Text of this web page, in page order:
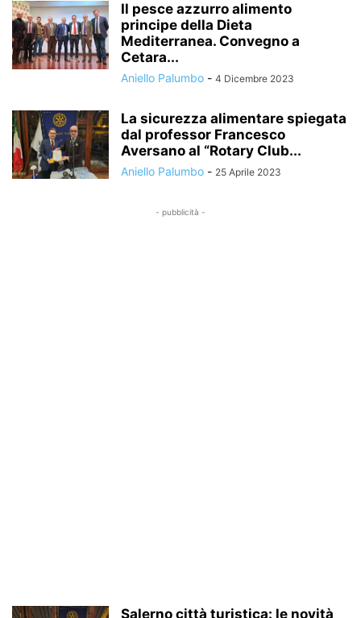
Il pesce azzurro alimento
principe della Dieta
Mediterranea. Convegno a
Cetara...
Aniello Palumbo - 4 Dicembre 2023
La sicurezza alimentare spiegata
dal professor Francesco
Aversano al “Rotary Club...
Aniello Palumbo - 25 Aprile 2023
- pubblicità -
Salerno città turistica: le novità